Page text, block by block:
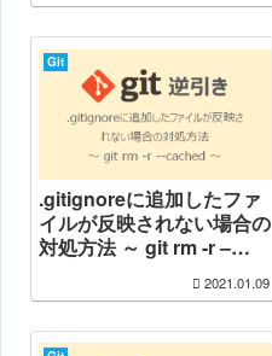
Git
.gitignoreに追加したファ
イルが反映されない場合の
対処方法 ～ git rm -r –
2021.01.09